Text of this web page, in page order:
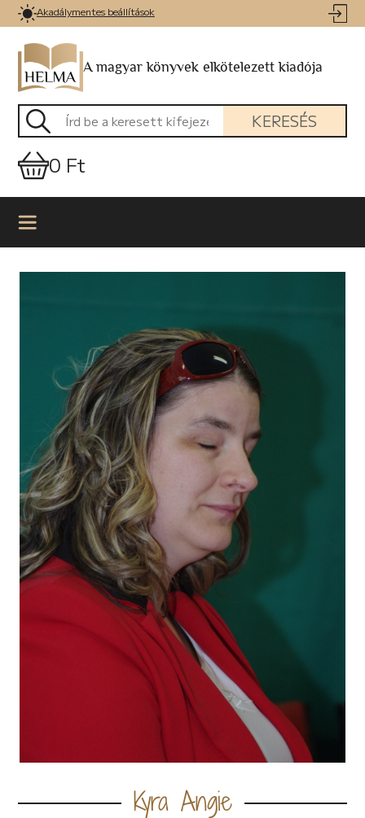
Akadálymentes beállítások
A magyar könyvek elkötelezett kiadója
KERESÉS
0 Ft
Kyra Angie